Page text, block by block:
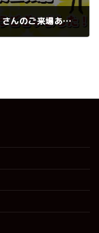
【総決算フェア】3月14日15日はたくさんのご来場ありがとうございました